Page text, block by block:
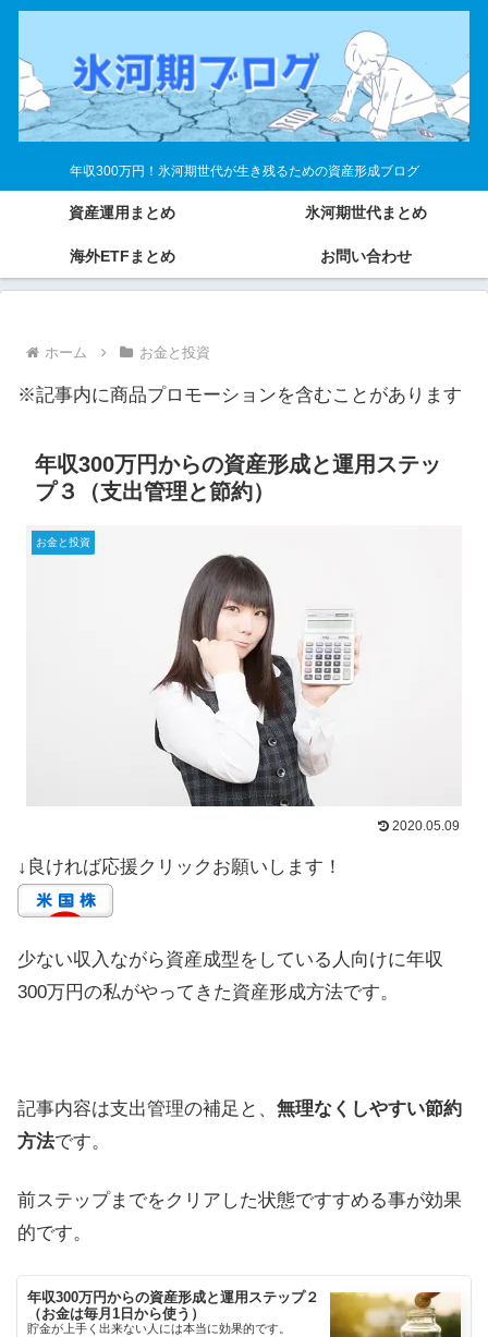
年収300万円！氷河期世代が生き残るための資産形成ブログ
資産運用まとめ 氷河期世代まとめ
海外ETFまとめ お問い合わせ
ホーム お金と投資
※記事内に商品プロモーションを含むことがあります
年収300万円からの資産形成と運用ステッ
プ３（支出管理と節約）
お金と投資
2020.05.09
↓良ければ応援クリックお願いします！
少ない収入ながら資産成型をしている人向けに年収
300万円の私がやってきた資産形成方法です。
記事内容は支出管理の補足と、 無理なくしやすい節約
方法です。
前ステップまでをクリアした状態ですすめる事が効果
的です。
年収300万円からの資産形成と運用ステップ２
（お金は毎月1日から使う）
貯金が上手く出来ない人には本当に効果的です。